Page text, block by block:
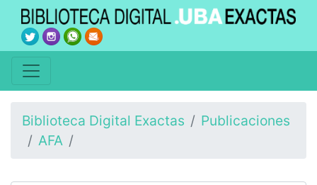
Biblioteca Digital Exactas
Publicaciones
AFA